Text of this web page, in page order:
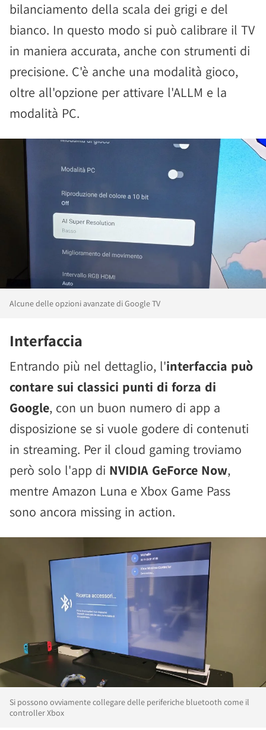
bilanciamento della scala dei grigi e del
bianco. In questo modo si può calibrare il TV
in maniera accurata, anche con strumenti di
precisione. C'è anche una modalità gioco,
oltre all'opzione per attivare l'ALLM e la
modalità PC.
Alcune delle opzioni avanzate di Google TV
Interfaccia
Entrando più nel dettaglio, l'interfaccia può
contare sui classici punti di forza di
Google, con un buon numero di app a
disposizione se si vuole godere di contenuti
in streaming. Per il cloud gaming troviamo
però solo l'app di NVIDIA GeForce Now,
mentre Amazon Luna e Xbox Game Pass
sono ancora missing in action.
Si possono ovviamente collegare delle periferiche bluetooth come il
controller Xbox